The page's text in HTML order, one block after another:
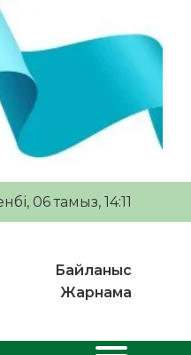
06 тамыз, 14:11
Байланыс
Жарнама